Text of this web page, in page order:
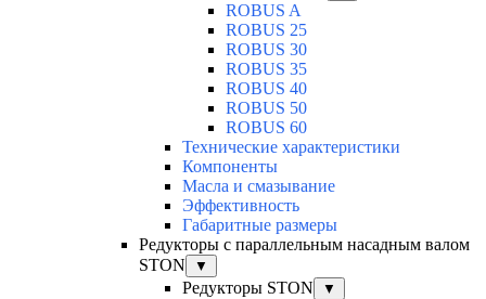
ROBUS A
ROBUS 25
ROBUS 30
ROBUS 35
ROBUS 40
ROBUS 50
ROBUS 60
Технические характеристики
Компоненты
Масла и смазывание
Эффективность
Габаритные размеры
Редукторы с параллельным насадным валом
STON
▼
Редукторы STON ▼